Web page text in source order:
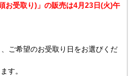
お受取り)」の販売は4月23日(火)午
ご希望のお受取り日をお選びくだ
す。